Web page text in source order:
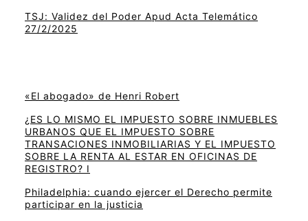
TSJ: Validez del Poder Apud Acta Telemático
27/2/2025
«El abogado» de Henri Robert
¿ES LO MISMO EL IMPUESTO SOBRE INMUEBLES
URBANOS QUE EL IMPUESTO SOBRE
TRANSACIONES INMOBILIARIAS Y EL IMPUESTO
SOBRE LA RENTA AL ESTAR EN OFICINAS DE
REGISTRO? I
Philadelphia: cuando ejercer el Derecho permite
participar en la justicia